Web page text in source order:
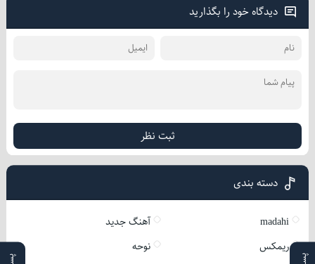
دیدگاه خود را بگذارید
ثبت نظر
دسته بندی
madahi
آهنگ جدید
ریمکس
نوحه